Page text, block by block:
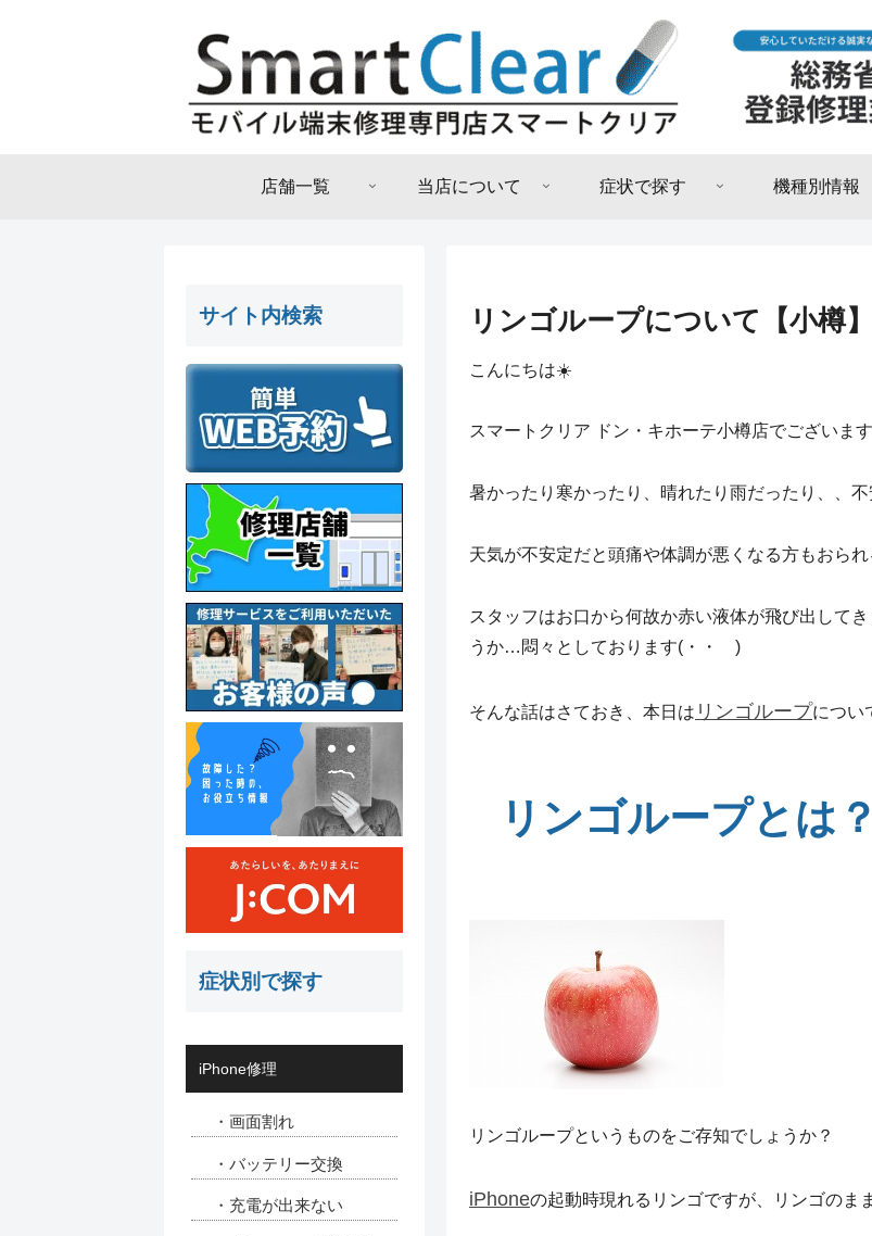
店舗一覧 当店について 症状で探す 機種別情報
リンゴループについて【小樽】
こんにちは☀️
スマートクリア ドン・キホーテ小樽店でございます
暑かったり寒かったり、晴れたり雨だったり、、
天気が不安定だと頭痛や体調が悪くなる方もおら
スタッフはお口から何故か赤い液体が飛び出して
うか…悶々としております(・・ )
そんな話はさておき、本日は リンゴループについ
リンゴループとは？
リンゴループというものをご存知でしょうか？
iPhoneの起動時現れるリンゴですが、リンゴのま
サイト内検索
症状別で探す
iPhone修理
・画面割れ
・バッテリー交換
・充電が出来ない